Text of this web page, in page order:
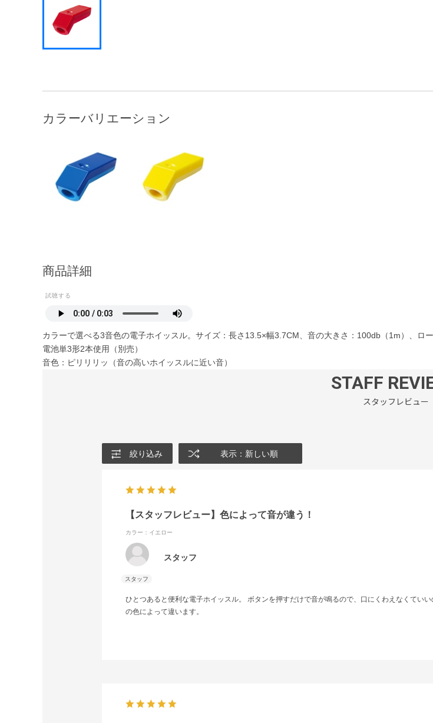
カラーバリエーション
商品詳細
試聴する
カラーで選べる3音色の電子ホイッスル。サイズ：長さ13.5×幅3.7CM、音の大きさ：100db（1m）、ロ
電池単3形2本使用（別売）
音色：ピリリリッ（音の高いホイッスルに近い音）
STAFF
スタッフレビュー
絞り込み 表示：新しい順
【スタッフレビュー】色によって音が違う！
カラー：イエロー
スタッフ
ひとつあると便利な電子ホイッスル。 ボタンを押すだけで音が鳴るので、口にくわえなくてい
の色によって違います。